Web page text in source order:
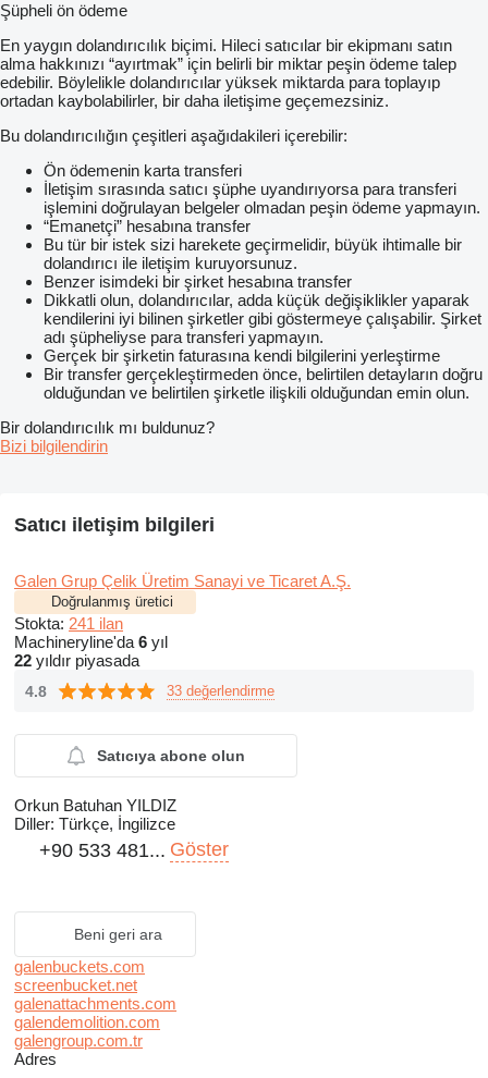
Şüpheli ön ödeme
En yaygın dolandırıcılık biçimi. Hileci satıcılar bir ekipmanı satın
alma hakkınızı “ayırtmak” için belirli bir miktar peşin ödeme talep
edebilir. Böylelikle dolandırıcılar yüksek miktarda para toplayıp
ortadan kaybolabilirler, bir daha iletişime geçemezsiniz.
Bu dolandırıcılığın çeşitleri aşağıdakileri içerebilir:
Ön ödemenin karta transferi
İletişim sırasında satıcı şüphe uyandırıyorsa para transferi
işlemini doğrulayan belgeler olmadan peşin ödeme yapmayın.
“Emanetçi” hesabına transfer
Bu tür bir istek sizi harekete geçirmelidir, büyük ihtimalle bir
dolandırıcı ile iletişim kuruyorsunuz.
Benzer isimdeki bir şirket hesabına transfer
Dikkatli olun, dolandırıcılar, adda küçük değişiklikler yaparak
kendilerini iyi bilinen şirketler gibi göstermeye çalışabilir. Şirket
adı şüpheliyse para transferi yapmayın.
Gerçek bir şirketin faturasına kendi bilgilerini yerleştirme
Bir transfer gerçekleştirmeden önce, belirtilen detayların doğru
olduğundan ve belirtilen şirketle ilişkili olduğundan emin olun.
Bir dolandırıcılık mı buldunuz?
Bizi bilgilendirin
Satıcı iletişim bilgileri
Galen Grup Çelik Üretim Sanayi ve Ticaret A.Ş.
Doğrulanmış üretici
Stokta: 241 ilan
Machineryline'da 6 yıl
22 yıldır piyasada
4.8 33 değerlendirme
Satıcıya abone olun
Orkun Batuhan YILDIZ
Diller: Türkçe, İngilizce
+90 533 481... Göster
Beni geri ara
galenbuckets.com
screenbucket.net
galenattachments.com
galendemolition.com
galengroup.com.tr
Adres